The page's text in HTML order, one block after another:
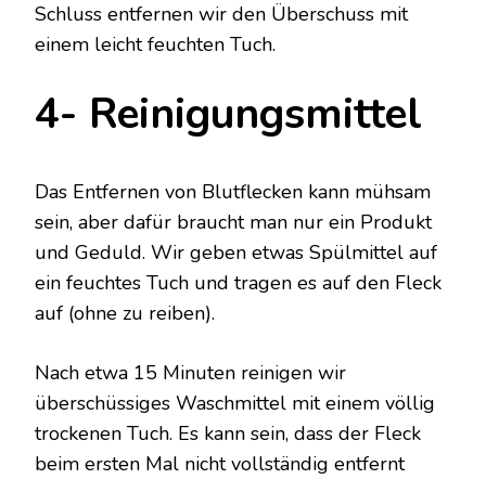
Schluss entfernen wir den Überschuss mit
einem leicht feuchten Tuch.
4- Reinigungsmittel
Das Entfernen von Blutflecken kann mühsam
sein, aber dafür braucht man nur ein Produkt
und Geduld. Wir geben etwas Spülmittel auf
ein feuchtes Tuch und tragen es auf den Fleck
auf (ohne zu reiben).
Nach etwa 15 Minuten reinigen wir
überschüssiges Waschmittel mit einem völlig
trockenen Tuch. Es kann sein, dass der Fleck
beim ersten Mal nicht vollständig entfernt